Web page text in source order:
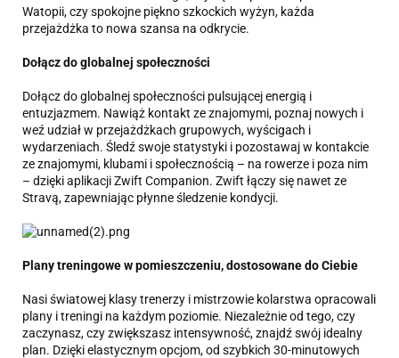
Watopii, czy spokojne piękno szkockich wyżyn, każda
przejażdżka to nowa szansa na odkrycie.
Dołącz do globalnej społeczności
Dołącz do globalnej społeczności pulsującej energią i
entuzjazmem. Nawiąż kontakt ze znajomymi, poznaj nowych i
weź udział w przejażdżkach grupowych, wyścigach i
wydarzeniach. Śledź swoje statystyki i pozostawaj w kontakcie
ze znajomymi, klubami i społecznością – na rowerze i poza nim
– dzięki aplikacji Zwift Companion. Zwift łączy się nawet ze
Stravą, zapewniając płynne śledzenie kondycji.
Plany treningowe w pomieszczeniu, dostosowane do Ciebie
Nasi światowej klasy trenerzy i mistrzowie kolarstwa opracowali
plany i treningi na każdym poziomie. Niezależnie od tego, czy
zaczynasz, czy zwiększasz intensywność, znajdź swój idealny
plan. Dzięki elastycznym opcjom, od szybkich 30-minutowych